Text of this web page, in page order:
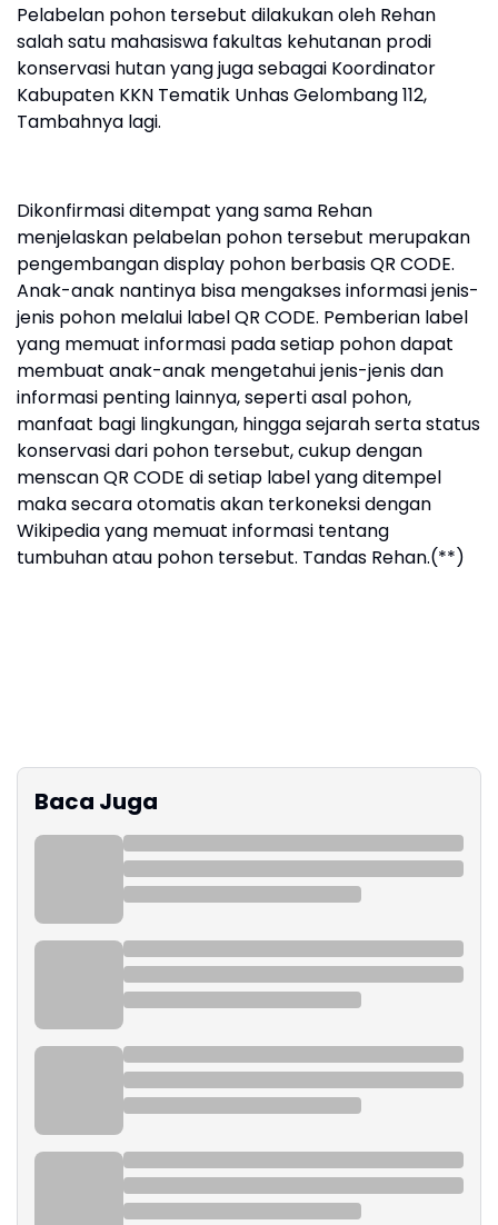
Pelabelan pohon tersebut dilakukan oleh Rehan
salah satu mahasiswa fakultas kehutanan prodi
konservasi hutan yang juga sebagai Koordinator
Kabupaten KKN Tematik Unhas Gelombang 112,
Tambahnya lagi.
Dikonfirmasi ditempat yang sama Rehan
menjelaskan pelabelan pohon tersebut merupakan
pengembangan display pohon berbasis QR CODE.
Anak-anak nantinya bisa mengakses informasi jenis-
jenis pohon melalui label QR CODE. Pemberian label
yang memuat informasi pada setiap pohon dapat
membuat anak-anak mengetahui jenis-jenis dan
informasi penting lainnya, seperti asal pohon,
manfaat bagi lingkungan, hingga sejarah serta status
konservasi dari pohon tersebut, cukup dengan
menscan QR CODE di setiap label yang ditempel
maka secara otomatis akan terkoneksi dengan
Wikipedia yang memuat informasi tentang
tumbuhan atau pohon tersebut. Tandas Rehan.(**)
Baca Juga